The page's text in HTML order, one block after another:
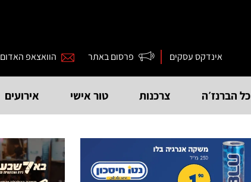
אינדקס עסקים פרסום באתר הוואצאפ האדום
כל הברנז׳ה צרכנות טור אישי אירועים